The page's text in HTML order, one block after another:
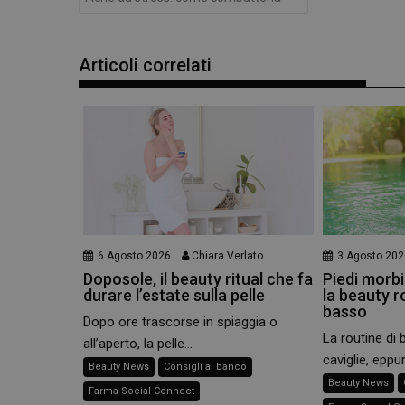
Articoli correlati
6 Agosto 2026 Chiara Verlato
Doposole, il beauty ritual che fa
durare l’estate sulla pelle
Dopo ore trascorse in spiaggia o
all’aperto, la pelle...
Beauty News Consigli al banco
Farma Social Connect
3 Agosto
Piedi
la beauty
basso
La routine di
caviglie,
Beauty News
_ga
_ga_YJ0035S3E9